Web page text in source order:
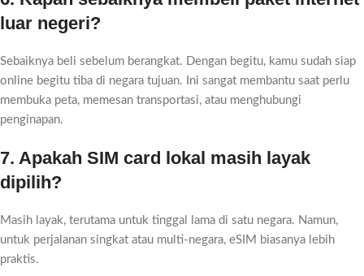
luar negeri?
Sebaiknya beli sebelum berangkat. Dengan begitu, kamu sudah siap
online begitu tiba di negara tujuan. Ini sangat membantu saat perlu
membuka peta, memesan transportasi, atau menghubungi
penginapan.
7. Apakah SIM card lokal masih layak
dipilih?
Masih layak, terutama untuk tinggal lama di satu negara. Namun,
untuk perjalanan singkat atau multi-negara, eSIM biasanya lebih
praktis.